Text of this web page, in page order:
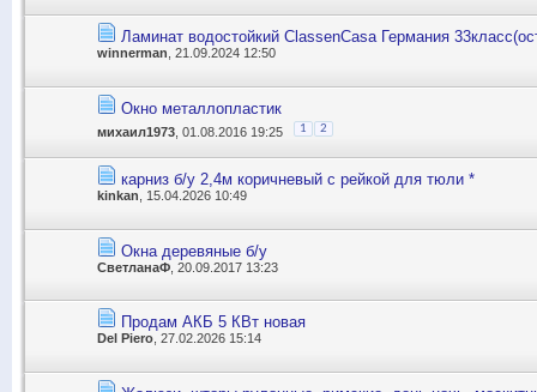
Ламинат водостойкий ClassenCasa Германия
winnerman , 21.09.2024 12:50
Окно металлопластик
михаил1973 , 01.08.2016 19:25 1 2
карниз б/у 2,4м коричневый с рейкой для тюли *
kinkan , 15.04.2026 10:49
Окна деревяные б/у
СветланаФ , 20.09.2017 13:23
Продам АКБ 5 КВт новая
Del Piero , 27.02.2026 15:14